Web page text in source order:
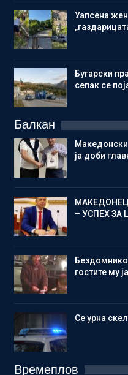
Уапсена
Бугарски
сепак се
Балкан
ја доби
– УСПЕХ ЗА
гостите му
Се урна
Времеплов